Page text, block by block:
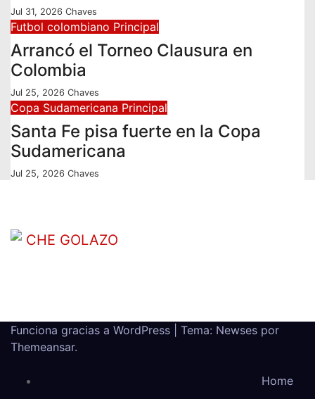
Jul 31, 2026 Chaves
Futbol colombiano Principal
Arrancó el Torneo Clausura en
Colombia
Jul 25, 2026 Chaves
Copa Sudamericana Principal
Santa Fe pisa fuerte en la Copa
Sudamericana
Jul 25, 2026 Chaves
Funciona gracias a WordPress
Tema: Newses por
Themeansar.
Home